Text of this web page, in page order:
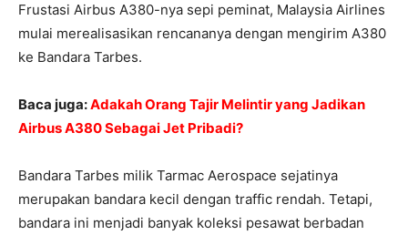
Frustasi Airbus A380-nya sepi peminat, Malaysia Airlines
mulai merealisasikan rencananya dengan mengirim A380
ke Bandara Tarbes.
Baca juga:Adakah Orang Tajir Melintir yang Jadikan
Airbus A380 Sebagai Jet Pribadi?
Bandara Tarbes milik Tarmac Aerospace sejatinya
merupakan bandara kecil dengan traffic rendah. Tetapi,
bandara ini menjadi banyak koleksi pesawat berbadan